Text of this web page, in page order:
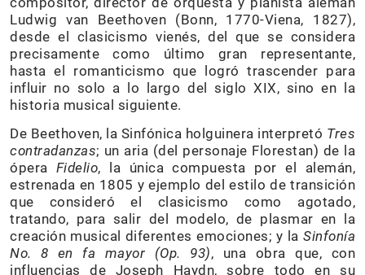
Ludwig van Beethoven (Bonn, 1770-Viena, 1827),
desde el clasicismo vienés, del que se considera
precisamente como último gran representante,
hasta el romanticismo que logró trascender para
influir no solo a lo largo del siglo XIX, sino en la
historia musical siguiente.
De Beethoven, la Sinfónica holguinera interpretó Tres
contradanzas; un aria (del personaje Florestan) de la
ópera Fidelio, la única compuesta por el alemán,
estrenada en 1805 y ejemplo del estilo de transición
que consideró el clasicismo como agotado,
tratando, para salir del modelo, de plasmar en la
creación musical diferentes emociones; y la Sinfonía
No. 8 en fa mayor
(Op. 93), una obra que, con
influencias de Joseph Haydn, sobre todo en su